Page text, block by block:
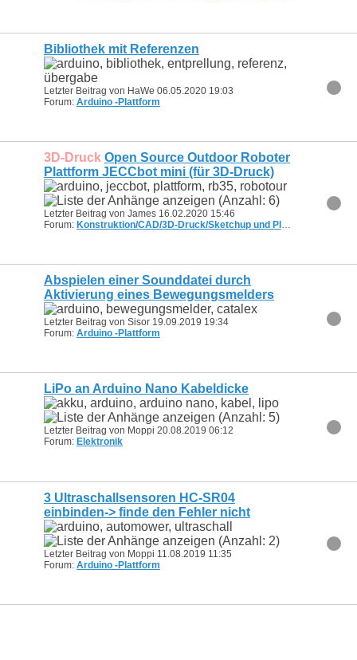
Bibliothek mit Referenzen
Letzter Beitrag von HaWe 06.05.2020 19:03
Forum: Arduino -Plattform
3D-Druck Open Source Outdoor Roboter
Plattform JECCbot mini (für 3D-Druck)
Letzter Beitrag von James 16.02.2020 15:46
Forum: Konstruktion/CAD/3D-Druck/Sketchup und Platinenlayout Eagle & Fritzing u.a.
Abspielen einer Sounddatei durch
Aktivierung eines Bewegungsmelders
Letzter Beitrag von Sisor 19.09.2019 19:34
Forum: Arduino -Plattform
LiPo an Arduino Nano Kabeldicke
Letzter Beitrag von Moppi 20.08.2019 06:12
Forum: Elektronik
3 Ultraschallsensoren HC-SR04
einbinden-> finde den Fehler nicht
Letzter Beitrag von Moppi 11.08.2019 11:35
Forum: Arduino -Plattform